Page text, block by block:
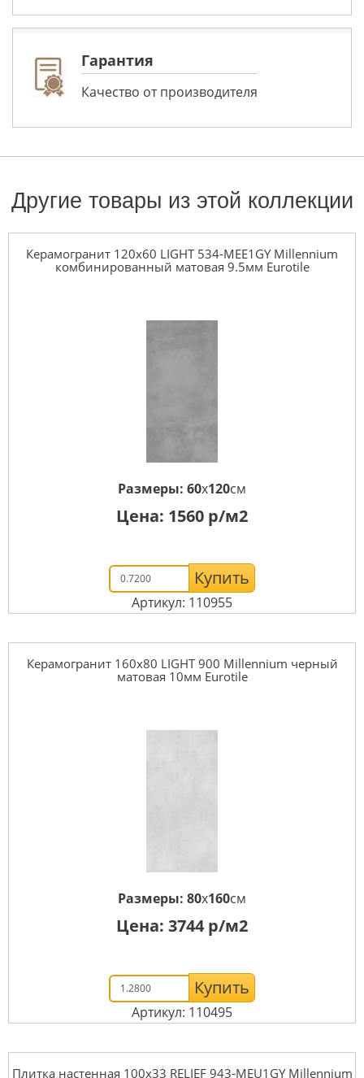
Гарантия
Качество от производителя
Другие товары из этой коллекции
Керамогранит 120x60 LIGHT 534-MEE1GY Millennium
комбинированный матовая 9.5мм Eurotile
Размеры: 60x120см
Цена: 1560 р/м2
Купить
Артикул: 110955
Керамогранит 160x80 LIGHT 900 Millennium черный
матовая 10мм Eurotile
Размеры: 80x160см
Цена: 3744 р/м2
Купить
Артикул: 110495
Плитка настенная 100x33 RELIEF 943-MEU1GY Millennium